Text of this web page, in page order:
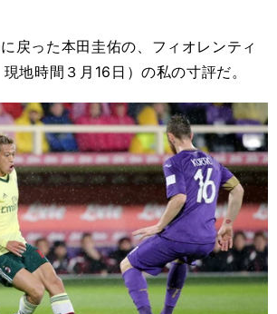
戻った本田圭佑の、フィオレンティ
地時間３月16日）の私の寸評だ。